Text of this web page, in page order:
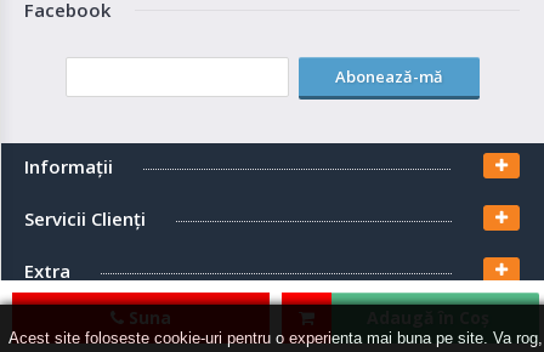
Acest site foloseste cookie-uri pentru o experienta mai buna pe site. Va rog,
Suna
Facebook
Abonează-mă
Informaţii
Servicii Clienţi
Extra
Contul meu